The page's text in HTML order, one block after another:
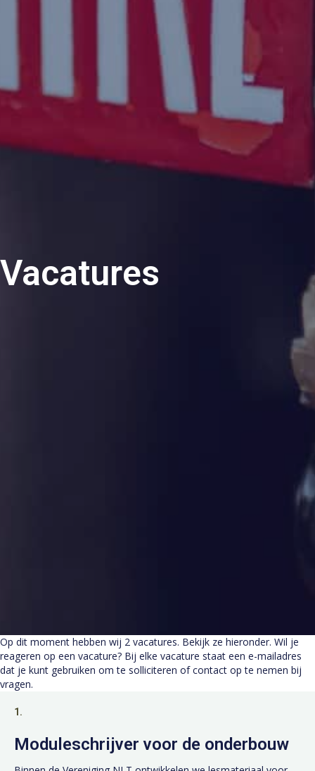
Vacatures
Op dit moment hebben wij 2 vacatures. Bekijk ze hieronder. Wil je
reageren op een vacature? Bij elke vacature staat een e-mailadres
dat je kunt gebruiken om te solliciteren of contact op te nemen bij
vragen.
1.
Moduleschrijver voor de onderbouw